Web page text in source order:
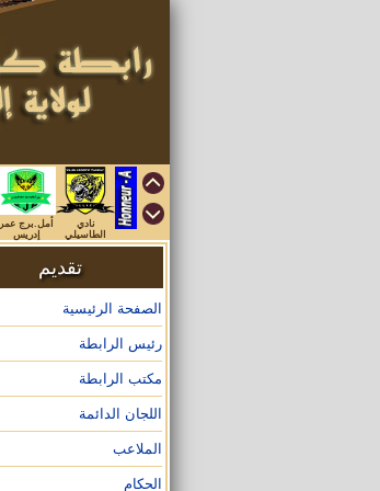
نادي
الطاسيلي
أمل.برج عمر
إدريس
تقديم
الصفحة الرئيسية
رئيس الرابطة
مكتب الرابطة
اللجان الدائمة
الملاعب
الحكام